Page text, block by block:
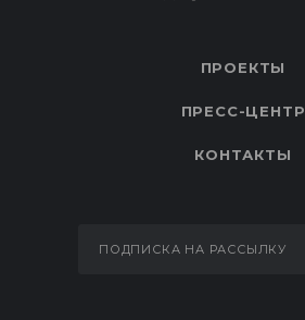
ПРОЕКТЫ
ПРЕСС-ЦЕНТР
КОНТАКТЫ
ПОДПИСКА НА РАССЫЛКУ